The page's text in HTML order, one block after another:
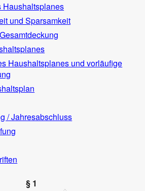
Haushaltsplanes
und Sparsamkeit
Haushaltsplanes und vorläufige
/ Jahresabschluss
§ 1